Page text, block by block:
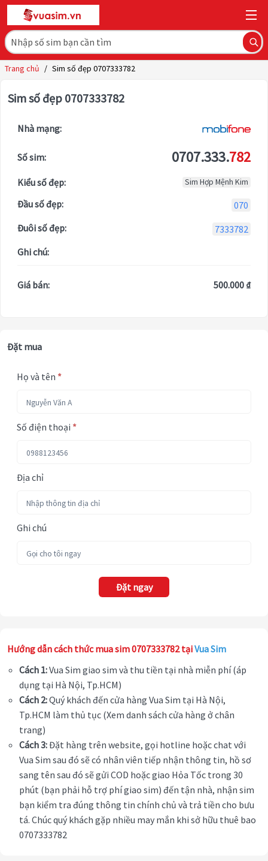
Trang chủ / Sim số đẹp 0707333782
Sim số đẹp 0707333782
Nhà mạng:
Số sim: 0707.333.782
Kiểu số đẹp: Sim Hợp Mệnh Kim
Đầu số đẹp:
070
Đuôi số đẹp:
7333782
Ghi chú:
Giá bán: 500.000 ₫
Đặt mua
Họ và tên *
Số điện thoại *
Địa chỉ
Ghi chú
Đặt ngay
Hướng dẫn cách thức mua sim 0707333782 tạiVua Sim
Cách 1:Vua Sim giao sim và thu tiền tại nhà miễn phí (áp
dụng tại Hà Nội, Tp.HCM)
Cách 2:Quý khách đến cửa hàng Vua Sim tại Hà Nội,
Tp.HCM làm thủ tục (Xem danh sách cửa hàng ở chân
trang)
Cách 3:Đặt hàng trên website, gọi hotline hoặc chat với
Vua Sim sau đó sẽ có nhân viên tiếp nhận thông tin, hồ sơ
sang tên sau đó sẽ gửi COD hoặc giao Hỏa Tốc trong 30
phút (bạn phải hỗ trợ phí giao sim) đến tận nhà, nhận sim
bạn kiểm tra đúng thông tin chính chủ và trả tiền cho bưu
tá. Chúc quý khách gặp nhiều may mắn khi sở hữu thuê bao
0707333782